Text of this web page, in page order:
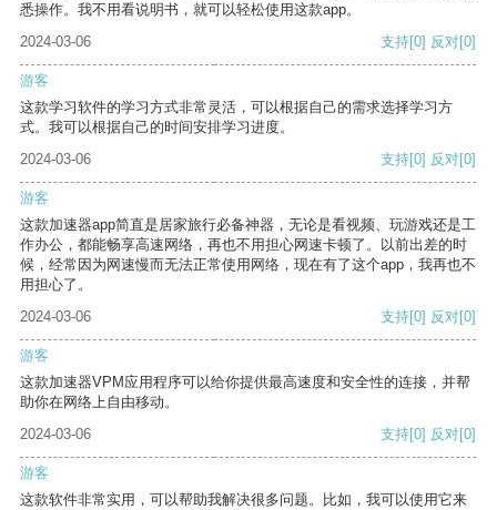
悉操作。我不用看说明书，就可以轻松使用这款app。
2024-03-06
支持[0] 反对[0]
游客
这款学习软件的学习方式非常灵活，可以根据自己的需求选择学习方
式。我可以根据自己的时间安排学习进度。
2024-03-06
支持[0] 反对[0]
游客
这款加速器app简直是居家旅行必备神器，无论是看视频、玩游戏还是工
作办公，都能畅享高速网络，再也不用担心网速卡顿了。以前出差的时
候，经常因为网速慢而无法正常使用网络，现在有了这个app，我再也不
用担心了。
2024-03-06
支持[0] 反对[0]
游客
这款加速器VPM应用程序可以给你提供最高速度和安全性的连接，并帮
助你在网络上自由移动。
2024-03-06
支持[0] 反对[0]
游客
这款软件非常实用，可以帮助我解决很多问题。比如，我可以使用它来